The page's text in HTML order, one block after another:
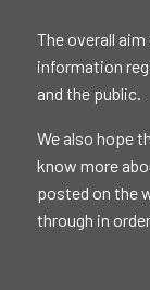
The overall
information
and the public.
We also hope
know more
posted on the
through in